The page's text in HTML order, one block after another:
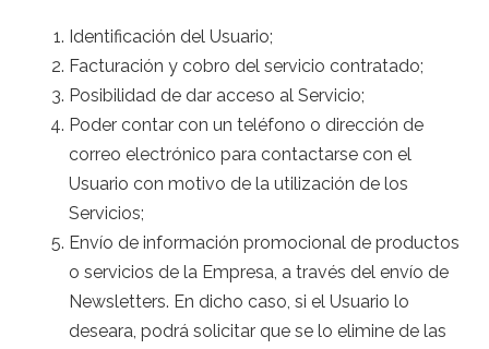
Identificación del Usuario;
Facturación y cobro del servicio contratado;
Posibilidad de dar acceso al Servicio;
Poder contar con un teléfono o dirección de
correo electrónico para contactarse con el
Usuario con motivo de la utilización de los
Servicios;
Envío de información promocional de productos
o servicios de la Empresa, a través del envío de
Newsletters. En dicho caso, si el Usuario lo
deseara, podrá solicitar que se lo elimine de las